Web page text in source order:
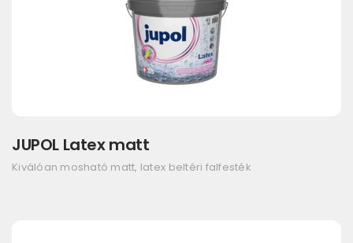
JUPOL Latex matt
Kiválóan mosható matt, latex beltéri falfesték